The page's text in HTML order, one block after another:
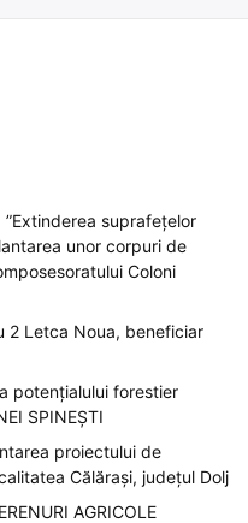
suprafețelor
unor corpuri de
Coloni
2 Letca Noua, beneficiar
potențialului forestier
SPINEȘTI
proiectului de
Călărași, județul Dolj
AGRICOLE